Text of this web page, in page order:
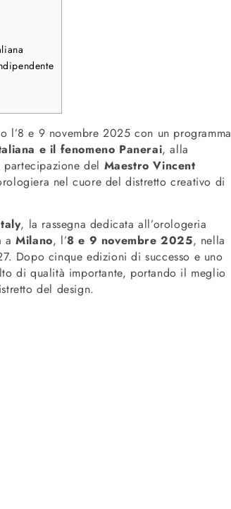
l’8 e 9 novembre 2025 con un programma
e il fenomeno Panerai, alla
del Maestro Vincent
nel cuore del distretto creativo di
, la rassegna dedicata all’orologeria
aMilano, l’8 e 9 novembre 2025, nella
Dopo cinque edizioni di successo e uno
di qualità importante, portando il meglio
del design.